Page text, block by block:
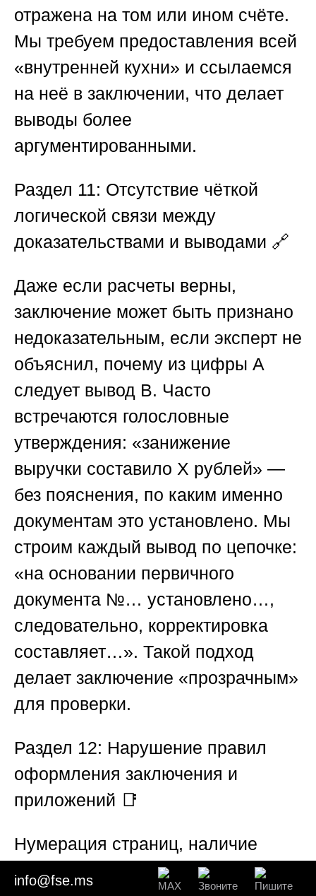
отражена на том или ином счёте.
Мы требуем предоставления всей
«внутренней кухни» и ссылаемся
на неё в заключении, что делает
выводы более
аргументированными.
Раздел 11: Отсутствие чёткой
логической связи между
доказательствами и выводами 🔗
Даже если расчеты верны,
заключение может быть признано
недоказательным, если эксперт не
объяснил, почему из цифры А
следует вывод В. Часто
встречаются голословные
утверждения: «занижение
выручки составило Х рублей» —
без пояснения, по каким именно
документам это установлено. Мы
строим каждый вывод по цепочке:
«на основании первичного
документа №… установлено…,
следовательно, корректировка
составляет…». Такой подход
делает заключение «прозрачным»
для проверки.
Раздел 12: Нарушение правил
оформления заключения и
приложений 📑
Нумерация страниц, наличие
подписи, печати, ссылки на
info@fse.ms